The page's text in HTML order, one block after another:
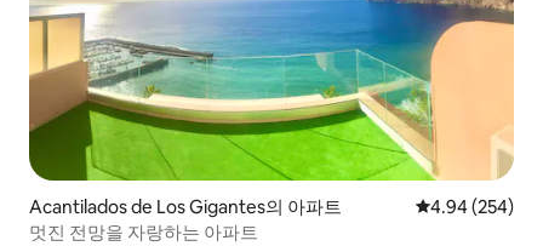
Acantilados de Los Gigantes의 아파트 평점 4.94점(5
4.94 (254)
멋진 전망을 자랑하는 아파트